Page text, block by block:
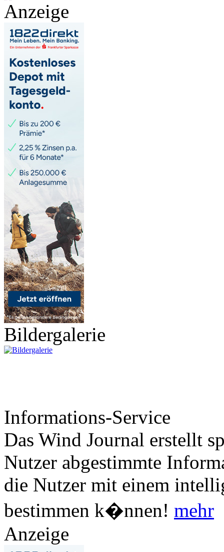
Anzeige
Bildergalerie
Informations-Service
Das Wind Journal erstellt
Nutzer abgestimmte
die Nutzer mit einem
bestimmen k�nnen! mehr
Anzeige